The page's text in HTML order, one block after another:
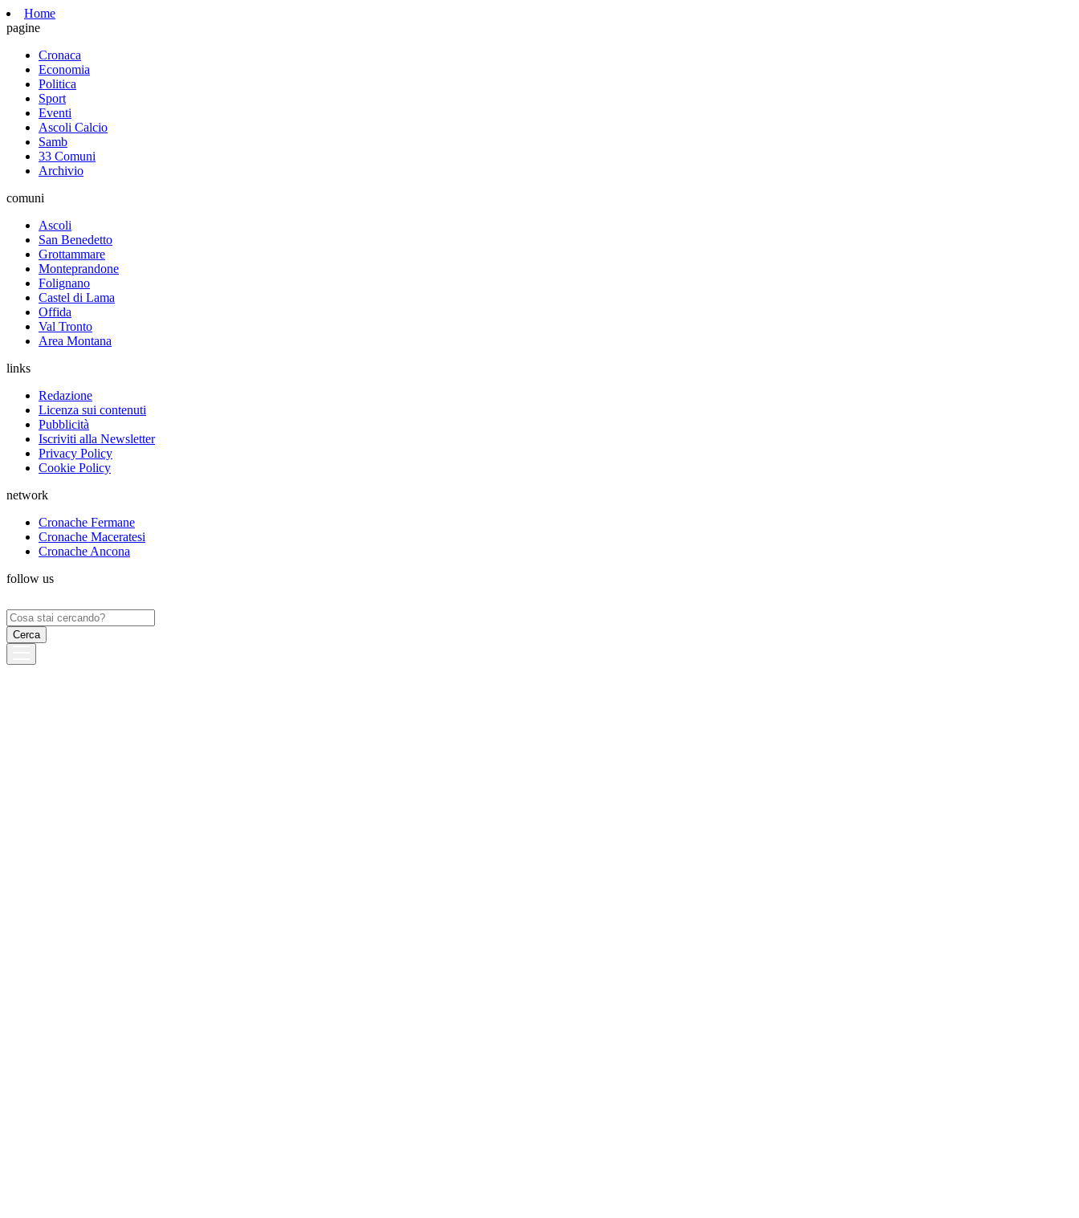
Home
pagine
Cronaca
Economia
Politica
Sport
Eventi
Ascoli Calcio
Samb
33 Comuni
Archivio
comuni
Ascoli
San Benedetto
Grottammare
Monteprandone
Folignano
Castel di Lama
Offida
Val Tronto
Area Montana
links
Redazione
Licenza sui contenuti
Pubblicità
Iscriviti alla Newsletter
Privacy Policy
Cookie Policy
network
Cronache Fermane
Cronache Maceratesi
Cronache Ancona
follow us
Ricerca
per: